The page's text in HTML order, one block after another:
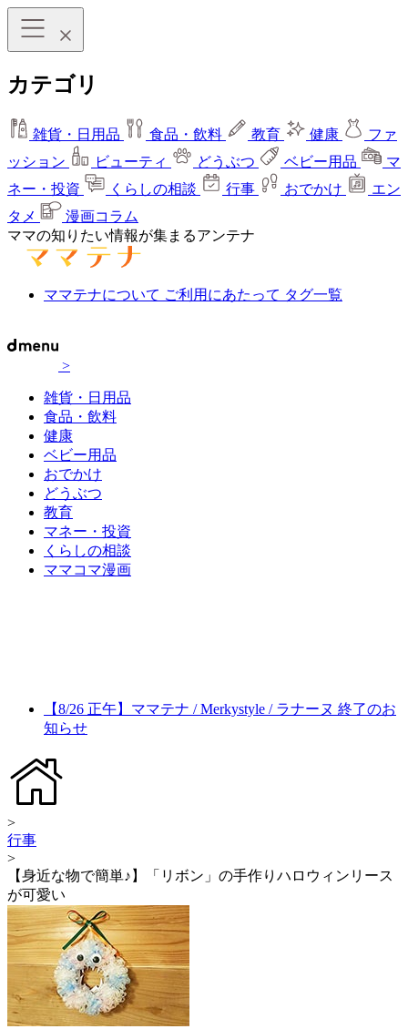
カテゴリ
雑貨・日用品 食品・飲料 教育 健康
ファ
ッション
ビューティ どうぶつ ベビー用品
マ
ネー・投資
くらしの相談 行事 おでかけ
エン
タメ
漫画コラム
ママの知りたい情報が集まるアンテナ
ママテナについて ご利用にあたって タグ一覧
>
雑貨・日用品
食品・飲料
健康
ベビー用品
おでかけ
どうぶつ
教育
マネー・投資
くらしの相談
ママコマ漫画
【8/26 正午】ママテナ / Merkystyle / ラナーヌ 終了のお
知らせ
>
行事
>
【身近な物で簡単♪】「リボン」の手作りハロウィンリース
が可愛い